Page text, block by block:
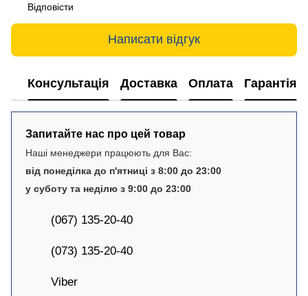
Відповісти
Написати відгук
Консультація Доставка Оплата Гарантія
Запитайте нас про цей товар
Наші менеджери працюють для Вас:
від понеділка до п'ятниці з 8:00 до 23:00
у суботу та неділю з 9:00 до 23:00
(067) 135-20-40
(073) 135-20-40
Viber